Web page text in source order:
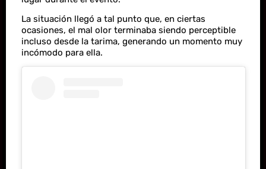
La situación llegó a tal punto que, en ciertas
ocasiones, el mal olor terminaba siendo perceptible
incluso desde la tarima, generando un momento muy
incómodo para ella.